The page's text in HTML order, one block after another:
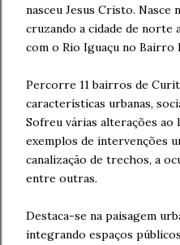
nasceu Jesus Cristo. Nasce
cruzando a cidade de
com o Rio Iguaçu no Bairro
Percorre 11 bairros de
características urbanas,
Sofreu várias alterações ao
exemplos de intervenções
canalização de trechos, a
entre outras.
Destaca-se na paisagem
integrando espaços